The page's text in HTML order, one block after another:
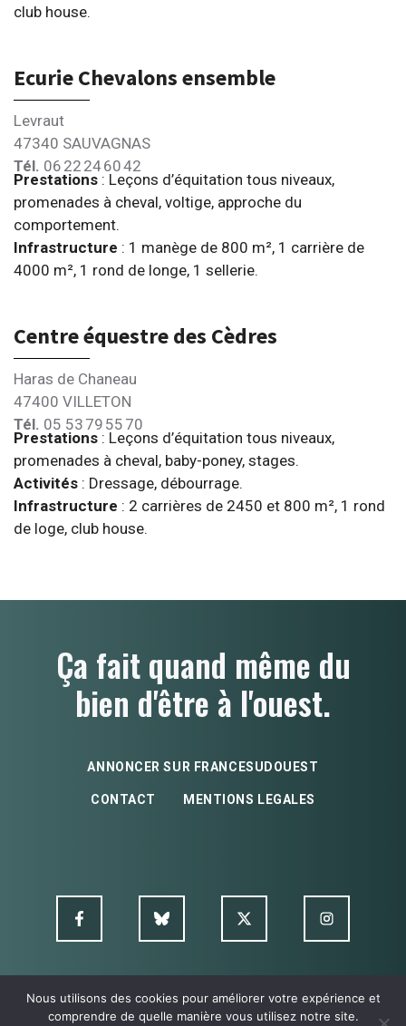
club house.
Ecurie Chevalons ensemble
Levraut
47340 SAUVAGNAS
Tél. 06 22 24 60 42
Prestations : Leçons d’équitation tous niveaux,
promenades à cheval, voltige, approche du
comportement.
Infrastructure : 1 manège de 800 m², 1 carrière de
4000 m², 1 rond de longe, 1 sellerie.
Centre équestre des Cèdres
Haras de Chaneau
47400 VILLETON
Tél. 05 53 79 55 70
Prestations : Leçons d’équitation tous niveaux,
promenades à cheval, baby-poney, stages.
Activités : Dressage, débourrage.
Infrastructure : 2 carrières de 2450 et 800 m², 1 rond
de loge, club house.
Ça fait quand même du
bien d'être à l'ouest.
ANNONCER SUR FRANCESUDOUEST
CONTACT MENTIONS LEGALES
© FSO MultimediA - 2026
Nous utilisons des cookies pour améliorer votre expérience et
comprendre de quelle manière vous utilisez notre site.